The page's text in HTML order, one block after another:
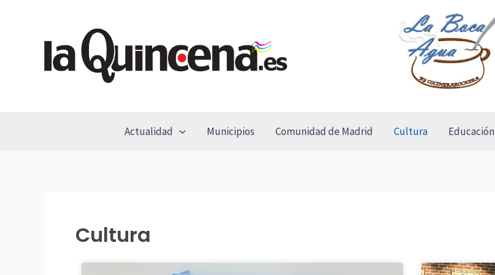
contenido
Actualidad Municipios Comunidad de Madrid Cultura Educación
Cultura
P
P